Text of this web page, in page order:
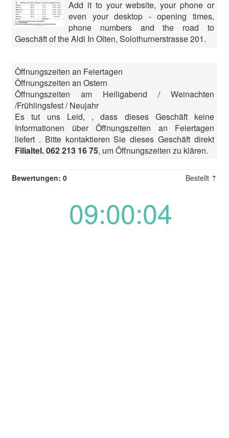
Add it to your website, your phone or
even your desktop - opening times,
phone numbers and the road to
Geschäft of the Aldi In Olten, Solothurnerstrasse 201.
Öffnungszeiten an Feiertagen
Öffnungszeiten an Ostern
Öffnungszeiten am Heiligabend / Weinachten
/Frühlingsfest / Neujahr
Es tut uns Leid, , dass dieses Geschäft keine
Informationen über Öffnungszeiten an Feiertagen
liefert . Bitte kontaktieren Sie dieses Geschäft direkt
Filialtel. 062 213 16 75, um Öffnungszeiten zu klären.
Bewertungen: 0 Bestellt ⇡
09:00:04